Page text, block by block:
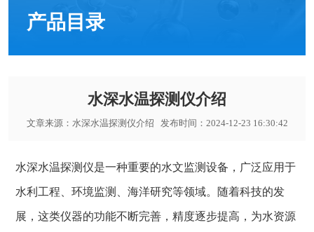
产品目录
水深水温探测仪介绍
文章来源： 水深水温探测仪介绍 发布时间：2024-12-23 16:30:42
水深水温探测仪是一种重要的水文监测设备，广泛应用于
水利工程、环境监测、海洋研究等领域。随着科技的发
展，这类仪器的功能不断完善，精度逐步提高，为水资源